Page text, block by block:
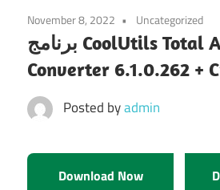
November 8, 2022 Uncategorized
برنامج CoolUtils Total Audio
Converter 6.1.0.262 +
Posted byadmin
Download Now